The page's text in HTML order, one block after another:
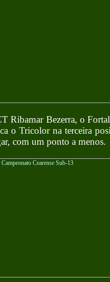
Ribamar Bezerra, o
o Tricolor na terceira
com um ponto a menos.